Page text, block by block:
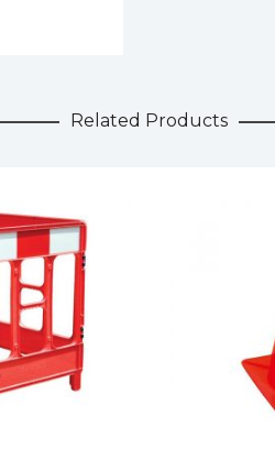
Related Products